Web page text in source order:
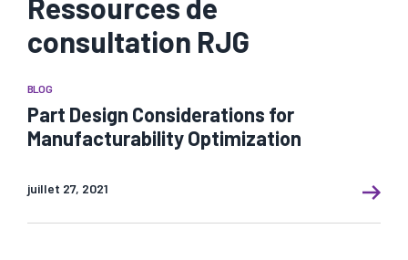
Ressources de
consultation RJG
BLOG
Part Design Considerations for
Manufacturability Optimization
juillet 27, 2021